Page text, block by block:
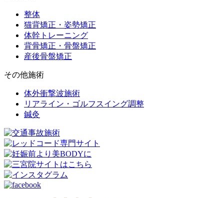
整体
猫背矯正・姿勢矯正
体幹トレーニング
背骨矯正・骨盤矯正
産後骨盤矯正
その他施術
体外衝撃波施術
リアライン・ゴルフスイング調整
鍼灸